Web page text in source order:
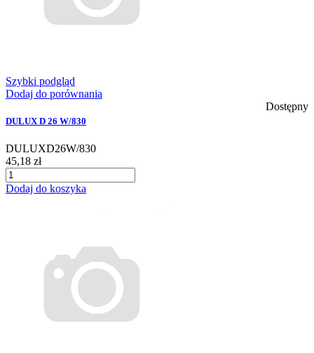
Szybki podgląd
Dodaj do porównania
Dostępny
DULUX D 26 W/830
DULUXD26W/830
45,18 zł
Dodaj do koszyka